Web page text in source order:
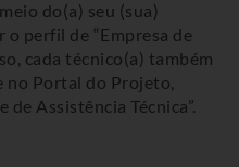
do(a) seu (sua)
perfil de “Empresa de
cada técnico(a) também
no Portal do Projeto,
Assistência Técnica”.